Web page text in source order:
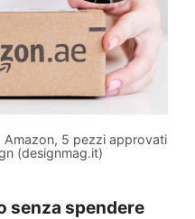
Amazon, 5 pezzi approvati
(designmag.it)
senza spendere